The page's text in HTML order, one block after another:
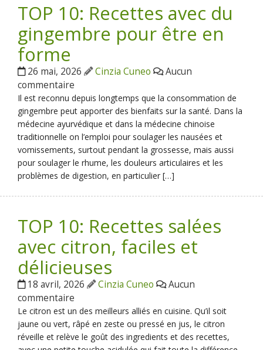
TOP 10: Recettes avec du
gingembre pour être en
forme
26 mai, 2026 Cinzia Cuneo
Aucun
commentaire
Il est reconnu depuis longtemps que la consommation de
gingembre peut apporter des bienfaits sur la santé. Dans la
médecine ayurvédique et dans la médecine chinoise
traditionnelle on l’emploi pour soulager les nausées et
vomissements, surtout pendant la grossesse, mais aussi
pour soulager le rhume, les douleurs articulaires et les
problèmes de digestion, en particulier […]
TOP 10: Recettes salées
avec citron, faciles et
délicieuses
18 avril, 2026 Cinzia Cuneo
Aucun
commentaire
Le citron est un des meilleurs alliés en cuisine. Qu’il soit
jaune ou vert, râpé en zeste ou pressé en jus, le citron
réveille et relève le goût des ingredients et des recettes,